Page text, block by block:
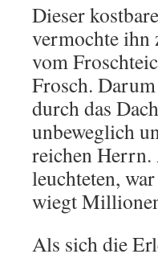
Dieser
vermochte ihn
vom
Frosch.
durch das
unbeweglich
reichen Herrn.
leuchteten,
wiegt
Als sich die